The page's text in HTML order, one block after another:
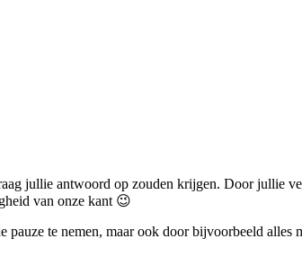
jullie antwoord op zouden krijgen. Door jullie
van onze kant 😉
te nemen, maar ook door bijvoorbeeld alles